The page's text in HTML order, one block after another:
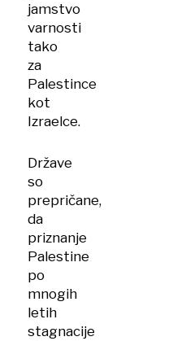
jamstvo
varnosti
tako
za
Palestince
kot
Izraelce.
Države
so
prepričane,
da
priznanje
Palestine
po
mnogih
letih
stagnacije